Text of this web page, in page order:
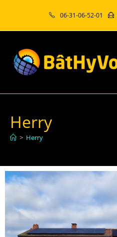
06-31-06-52-01
Herry
> Herry